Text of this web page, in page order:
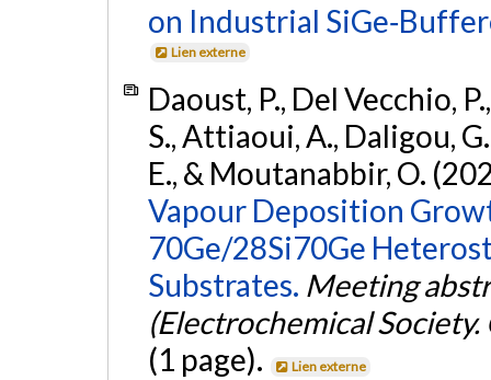
on Industrial
Lien externe
Daoust, P., Del Vecchio,
S., Attiaoui, A., Daligou,
E., & Moutanabbir, O.
Vapour Deposition
70Ge/28Si70Ge
Substrates. Meeting
(Electrochemical
(1 page).
Lien externe